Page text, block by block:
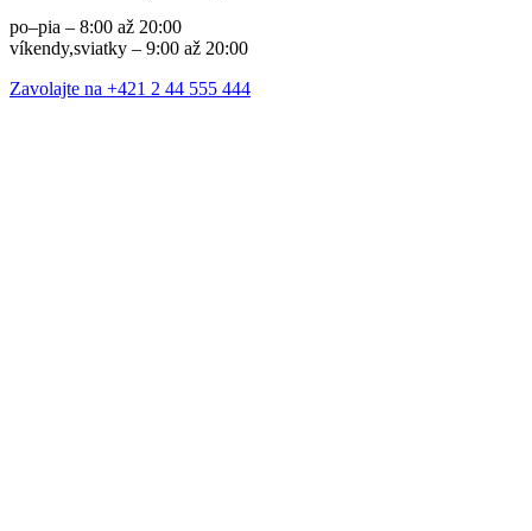
po–pia – 8:00 až 20:00
víkendy,sviatky – 9:00 až 20:00
Zavolajte na +421 2 44 555 444